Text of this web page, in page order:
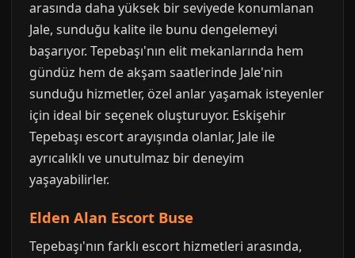
arasında daha yüksek bir seviyede konumlanan
Jale, sunduğu kalite ile bunu dengelemeyi
başarıyor. Tepebaşı'nın elit mekanlarında hem
gündüz hem de akşam saatlerinde Jale'nin
sunduğu hizmetler, özel anlar yaşamak isteyenler
için ideal bir seçenek oluşturuyor. Eskişehir
Tepebaşı escort arayışında olanlar, Jale ile
ayrıcalıklı ve unutulmaz bir deneyim
yaşayabilirler.
Elden Alan Escort Buse
Tepebaşı'nın farklı escort hizmetleri arasında,